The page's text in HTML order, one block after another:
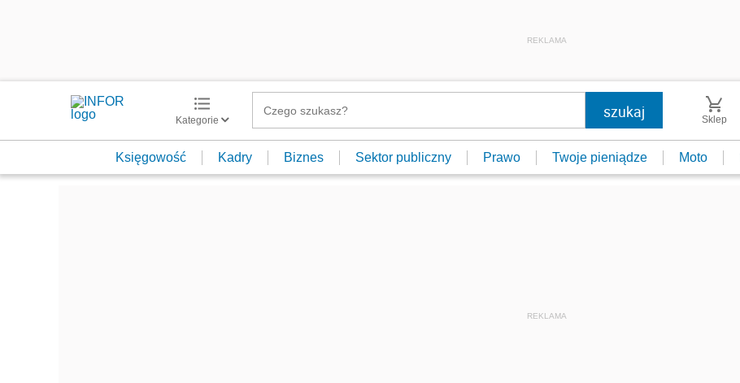
REKLAMA
Kategorie Sklep
Księgowość Kadry Biznes Sektor publiczny Prawo Twoje pieniądze Moto